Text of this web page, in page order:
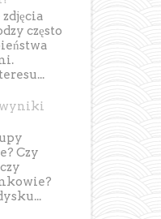
zdjęcia
często
wyniki
Czy